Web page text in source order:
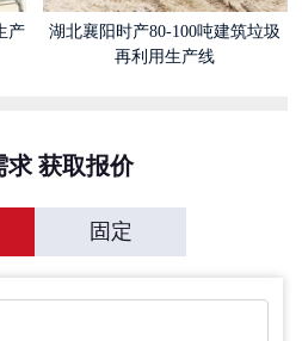
产
湖北襄阳时产80-100吨建筑垃圾
再利用生产线
求 获取报价
固定